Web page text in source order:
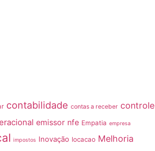
contabilidade contas a receber controle
emissor nfe Empatia empresa
impostos Inovação locacao Melhoria